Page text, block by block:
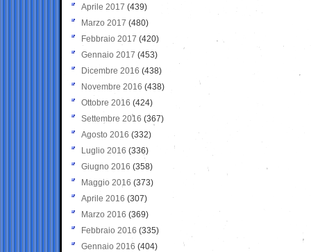
Aprile 2017 (439)
Marzo 2017 (480)
Febbraio 2017 (420)
Gennaio 2017 (453)
Dicembre 2016 (438)
Novembre 2016 (438)
Ottobre 2016 (424)
Settembre 2016 (367)
Agosto 2016 (332)
Luglio 2016 (336)
Giugno 2016 (358)
Maggio 2016 (373)
Aprile 2016 (307)
Marzo 2016 (369)
Febbraio 2016 (335)
Gennaio 2016 (404)